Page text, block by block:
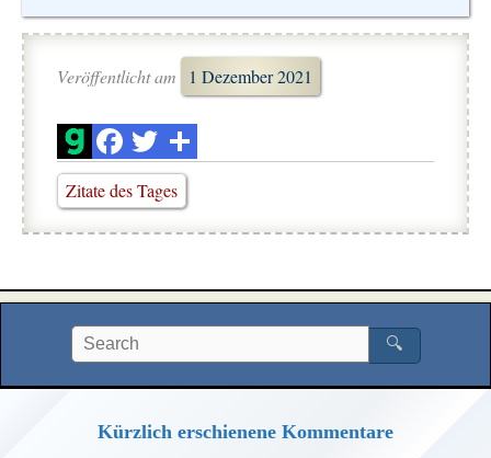
Veröffentlicht am 1 Dezember 2021
Zitate des Tages
🔍
Kürzlich erschienene Kommentare